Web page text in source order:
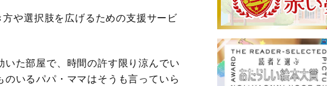
方や選択肢を広げるための支援サービ
た部屋で、時間の許す限り涼んでい
いるパパ・ママはそうも言っていら